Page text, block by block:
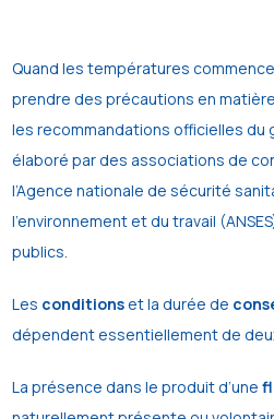
Quand les températures
prendre des précautions en
les recommandations officielles du
élaboré par des associations de
l’Agence nationale de sécurité
l’environnement et du travail
publics.
Les conditionset la durée de
dépendent essentiellement de
La présence dans le produit d’une